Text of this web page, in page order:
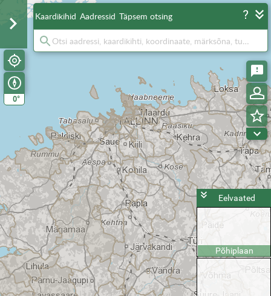
0°
Kaardikihid Aadressid Täpsem otsing
Eelvaated
Põhiplaan